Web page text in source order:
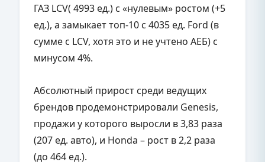
ГАЗ LCV( 4993 ед.) с «нулевым» ростом (+5
ед.), а замыкает топ-10 с 4035 ед. Ford (в
сумме с LCV, хотя это и не учтено АЕБ) с
минусом 4%.
Абсолютный прирост среди ведущих
брендов продемонстрировали Genesis,
продажи у которого выросли в 3,83 раза
(207 ед. авто), и Honda – рост в 2,2 раза
(до 464 ед.).